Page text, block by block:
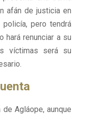
afán de justicia en
pero tendrá
hará renunciar a su
víctimas será su
Agláope, aunque